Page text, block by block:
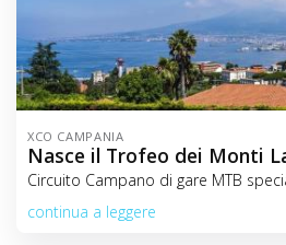
XCO CAMPANIA
Nasce il Trofeo dei Monti
Circuito Campano di gare MTB
continua a leggere